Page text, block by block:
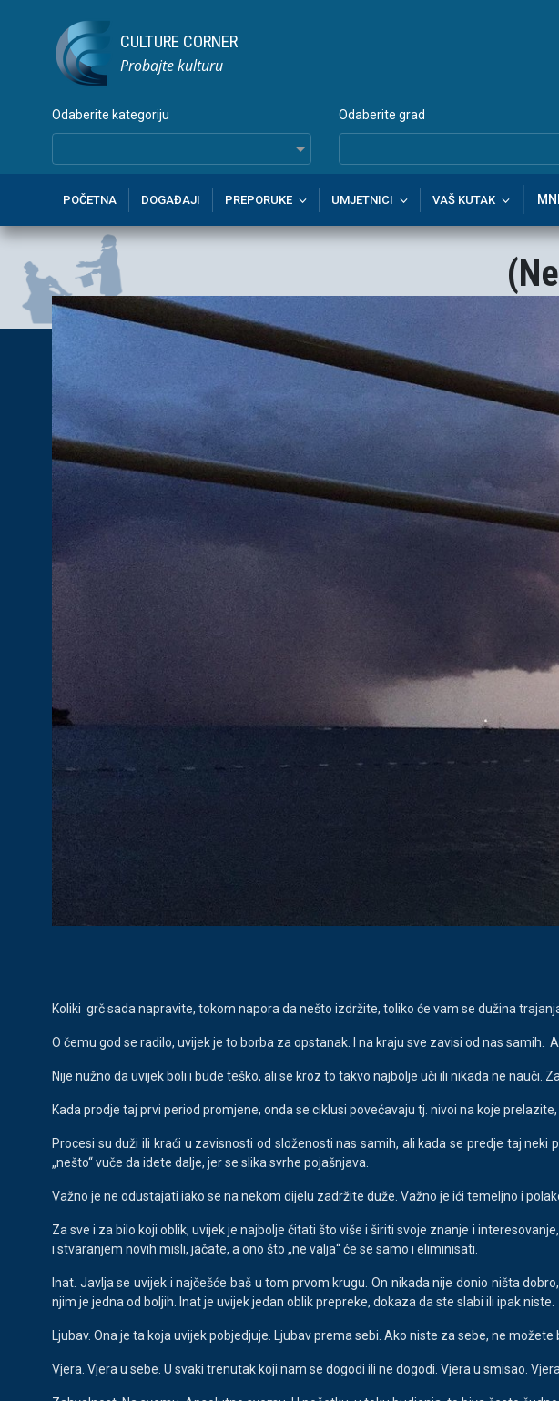
CULTURE CORNER
Probajte kulturu
Odaberite kategoriju Odaberite grad
POČETNA DOGAĐAJI PREPORUKE UMJETNICI VAŠ KUTAK
Koliki grč sada napravite, tokom napora da nešto izdržite, toliko će vam se dužina
O čemu god se radilo, uvijek je to borba za opstanak. I na kraju sve zavisi od nas samih.
Nije nužno da uvijek boli i bude teško, ali se kroz to takvo najbolje uči ili nikada ne
Kada prodje taj prvi period promjene, onda se ciklusi povećavaju tj. nivoi na koje
Procesi su duži ili kraći u zavisnosti od složenosti nas samih, ali kada se predje taj
„nešto“ vuče da idete dalje, jer se slika svrhe pojašnjava.
Važno je ne odustajati iako se na nekom dijelu zadržite duže. Važno je ići temeljno i
Za sve i za bilo koji oblik, uvijek je najbolje čitati što više i širiti svoje znanje i
i stvaranjem novih misli, jačate, a ono što „ne valja“ će se samo i eliminisati.
Inat. Javlja se uvijek i najčešće baš u tom prvom krugu. On nikada nije donio ništa
njim je jedna od boljih. Inat je uvijek jedan oblik prepreke, dokaza da ste slabi ili ipak niste.
Ljubav. Ona je ta koja uvijek pobjedjuje. Ljubav prema sebi. Ako niste za sebe, ne
Vjera. Vjera u sebe. U svaki trenutak koji nam se dogodi ili ne dogodi. Vjera u smisao.